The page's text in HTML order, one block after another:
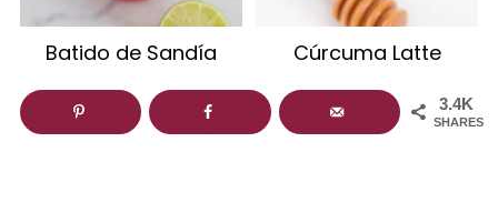
Batido de Sandía Cúrcuma Latte
3.4K
SHARES